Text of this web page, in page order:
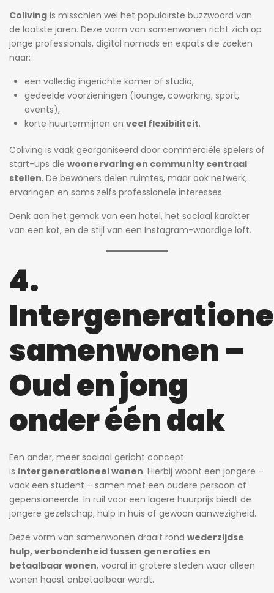
Coliving is misschien wel het populairste buzzwoord van
de laatste jaren. Deze vorm van samenwonen richt zich op
jonge professionals, digital nomads en expats die zoeken
naar:
een volledig ingerichte kamer of studio,
gedeelde voorzieningen (lounge, coworking, sport,
events),
korte huurtermijnen en veel flexibiliteit.
Coliving is vaak georganiseerd door commerciële spelers of
start-ups die woonervaring en community centraal
stellen. De bewoners delen ruimtes, maar ook netwerk,
ervaringen en soms zelfs professionele interesses.
Denk aan het gemak van een hotel, het sociaal karakter
van een kot, en de stijl van een Instagram-waardige loft.
4.
samenwonen –
Oud en jong
onder één dak
Een ander, meer sociaal gericht concept
is intergenerationeel wonen. Hierbij woont een jongere –
vaak een student – samen met een oudere persoon of
gepensioneerde. In ruil voor een lagere huurprijs biedt de
jongere gezelschap, hulp in huis of gewoon aanwezigheid.
Deze vorm van samenwonen draait rond wederzijdse
hulp, verbondenheid tussen generaties en
betaalbaar wonen, vooral in grotere steden waar alleen
wonen haast onbetaalbaar wordt.